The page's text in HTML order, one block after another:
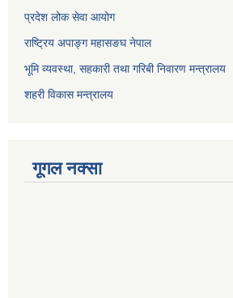
प्रदेश लोक सेवा आयोग
राष्ट्रिय अपाङ्ग महासङघ नेपाल
भूमि व्यवस्था, सहकारी तथा गरिबी निवारण मन्त्रालय
शहरी विकास मन्त्रालय
गूगल नक्सा